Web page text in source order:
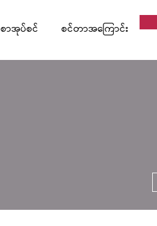
စာအုပ်စင် စင်တာအကြောင်း